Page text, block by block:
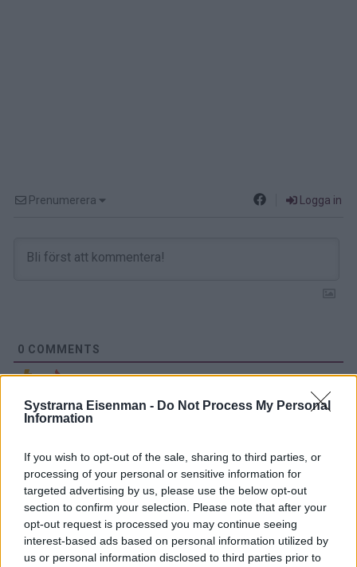
Systrarna Eisenman - Do Not Process My Personal
Information
If you wish to opt-out of the sale, sharing to third parties, or
processing of your personal or sensitive information for
targeted advertising by us, please use the below opt-out
section to confirm your selection. Please note that after your
opt-out request is processed you may continue seeing
interest-based ads based on personal information utilized by
us or personal information disclosed to third parties prior to
Prenumerera Logga in
0 COMMENTS